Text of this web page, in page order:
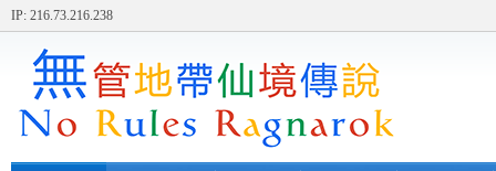
IP: 216.73.216.238